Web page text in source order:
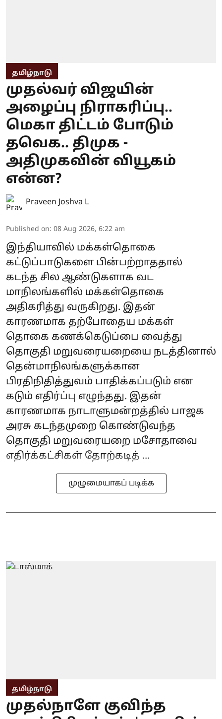
தமிழ்நாடு
முதல்வர் விஜயின்
அழைப்பு நிராகரிப்பு..
மெகா திட்டம் போடும்
தவெக.. திமுக -
அதிமுகவின் வியூகம்
என்ன?
Praveen Joshva L
Published on: 08 Aug 2026, 6:22 am
இந்தியாவில் மக்கள்தொகை
கட்டுப்பாடுகளை பின்பற்றாததால்
கடந்த சில ஆண்டுகளாக வட
மாநிலங்களில் மக்கள்தொகை
அதிகரித்து வருகிறது. இதன்
காரணமாக தற்போதைய மக்கள்
தொகை கணக்கெடுப்பை வைத்து
தொகுதி மறுவரையறையை நடத்தினால்
தென்மாநிலங்களுக்கான
பிரதிநிதித்துவம் பாதிக்கப்படும் என
கடும் எதிர்ப்பு எழுந்தது. இதன்
காரணமாக நாடாளுமன்றத்தில் பாஜக
அரசு கடந்தமுறை கொண்டுவந்த
தொகுதி மறுவரையறை மசோதாவை
எதிர்க்கட்சிகள் தோற்கடித் ...
முழுமையாகப் படிக்க
தமிழ்நாடு
முதல்நாளே குவிந்த